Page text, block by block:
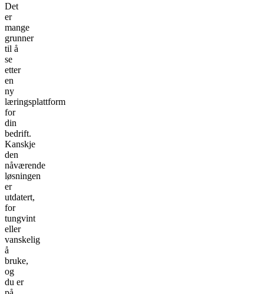
Det
er
mange
grunner
til å
se
etter
en
ny
læringsplattform
for
din
bedrift.
Kanskje
den
nåværende
løsningen
er
utdatert,
for
tungvint
eller
vanskelig
å
bruke,
og
du er